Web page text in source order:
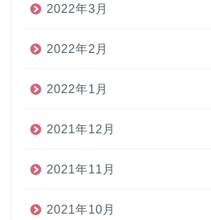
2022年3月
2022年2月
2022年1月
2021年12月
2021年11月
2021年10月